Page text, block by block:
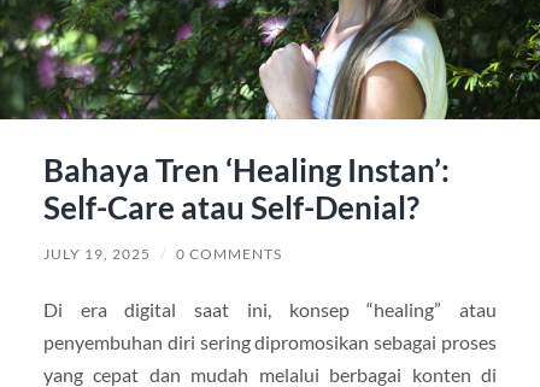
Bahaya Tren ‘Healing Instan’:
Self-Care atau Self-Denial?
JULY 19, 2025 / 0 COMMENTS
Di era digital saat ini, konsep “healing” atau
penyembuhan diri sering dipromosikan sebagai proses
yang cepat dan mudah melalui berbagai konten di